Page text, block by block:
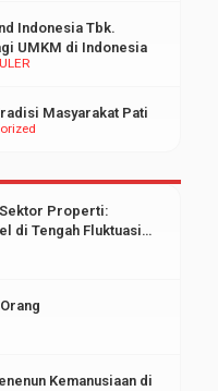
Indonesia Tbk.
UMKM di Indonesia
Masyarakat Pati
Sektor Properti:
di Tengah Fluktuasi
Kemanusiaan di